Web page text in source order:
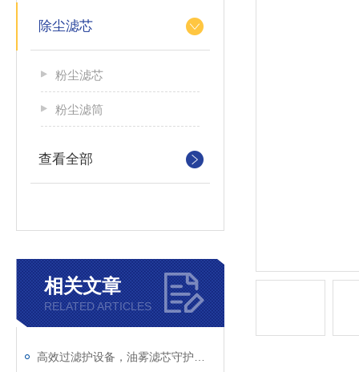
除尘滤芯
粉尘滤芯
粉尘滤筒
查看全部
相关文章
RELATED ARTICLES